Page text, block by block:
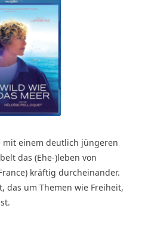
mit einem deutlich jüngeren
das (Ehe-)leben von
kräftig durcheinander.
das um Themen wie Freiheit,